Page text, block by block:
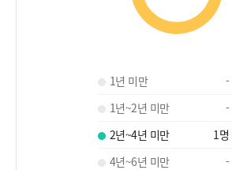
1년 미만 -
1년~2년 미만
-
2년~4년 미만
1명
4년~6년 미만
-